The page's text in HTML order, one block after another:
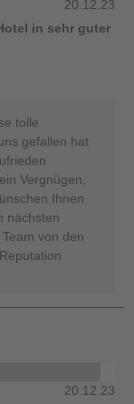
20.12.23
in sehr guter
tolle
gefallen hat
Vergnügen,
Ihnen
nächsten
von den
20.12.23